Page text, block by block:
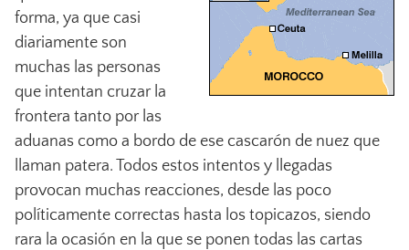
forma, ya que casi
diariamente son
muchas las personas
que intentan cruzar la
frontera tanto por las
aduanas como a bordo de ese cascarón de nuez que
llaman patera. Todos estos intentos y llegadas
provocan muchas reacciones, desde las poco
políticamente correctas hasta los topicazos, siendo
rara la ocasión en la que se ponen todas las cartas